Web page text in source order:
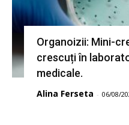
Organoizii: Mini-
crescuți în
medicale.
Alina Ferseta - 06/08/